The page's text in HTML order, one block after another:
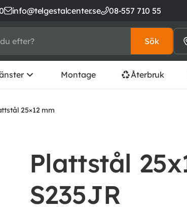
info@telgestalcenter.se 08-557 710 55
Sök
Montage Återbruk
25×12 mm
Plattstål
S235JR